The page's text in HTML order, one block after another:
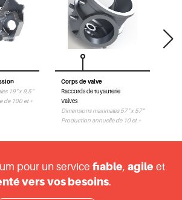
19" x 9,5"
de 100 et +
Corps de valve
Raccords de tuyauterie
Valves
Dimensions maximales 57" x 57"
Production annuelle de 10 et +
pour un service fiable, agile et
vers vos besoins.